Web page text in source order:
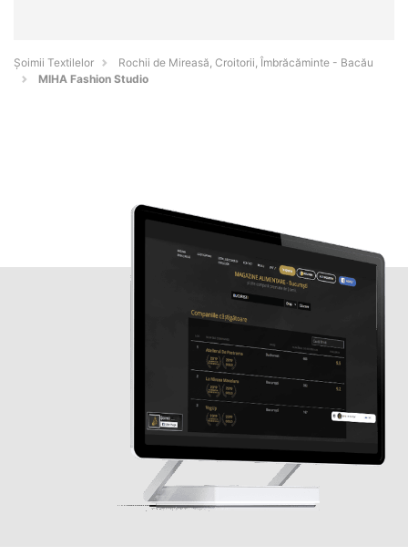
Șoimii Textilelor
Rochii de Mireasă, Croitorii, Îmbrăcăminte - Bacău
MIHA Fashion Studio